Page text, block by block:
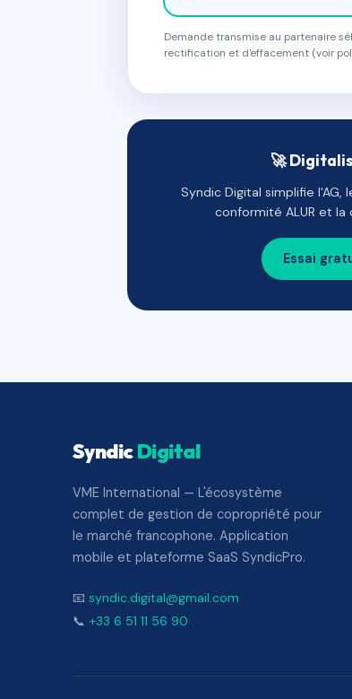
Demande transmise au partenaire
rectification et d'effacement (voir
🚀
Syndic Digital simplifie l'AG,
conformité ALUR et
Essai
SyndicDigital
VME International — L'écosystème
complet de gestion de copropriété pour
le marché francophone. Application
mobile et plateforme SaaS SyndicPro.
📧 syndic.digital@gmail.com
📞 +33 6 51 11 56 90